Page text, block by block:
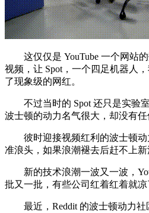
这仅仅是 YouTube 一个网站的
视频，让 Spot，一个四足机器人
了现象级的网红。
不过当时的 Spot 还只是实验
波士顿的动力名气很大，却没有任
彼时迎接视频红利的波士顿动
准浪头，如果浪潮褪去后赶不上新
新的技术浪潮一波又一波，
批又一批，有些公司红着红着就凉
最近，Reddit 的波士顿动力社